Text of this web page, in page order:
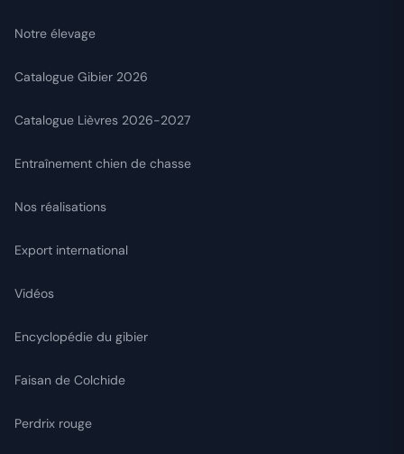
Notre élevage
Catalogue Gibier 2026
Catalogue Lièvres 2026-2027
Entraînement chien de chasse
Nos réalisations
Export international
Vidéos
Encyclopédie du gibier
Faisan de Colchide
Perdrix rouge